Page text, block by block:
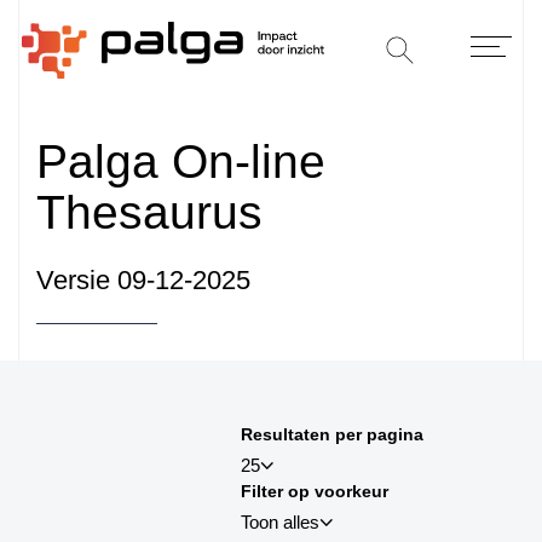
Palga On-line
Thesaurus
Versie 09-12-2025
Resultaten per pagina
25
25
Filter op voorkeur
Toon alles
sortby_title:desc
sortby_palga:asc